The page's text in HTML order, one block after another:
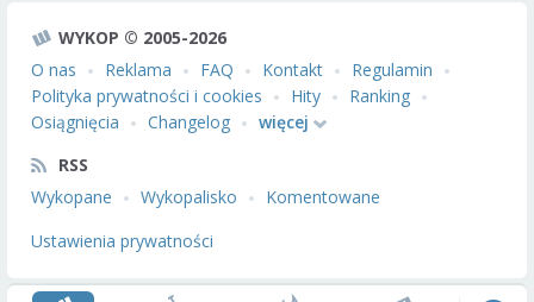
WYKOP © 2005-2026
O nas
Reklama FAQ Kontakt
Regulamin
Polityka prywatności i cookies
Hity
Ranking
Osiągnięcia
Changelog
więcej
RSS
Wykopane
Wykopalisko
Komentowane
Ustawienia prywatności